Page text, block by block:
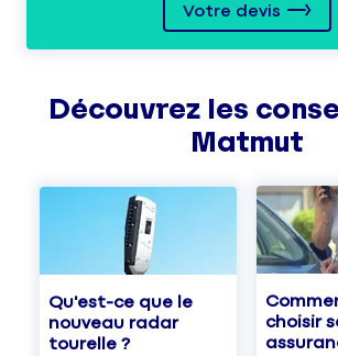
Votre devis
Découvrez les
Matmut
Qu'est-ce que le
nouveau radar
tourelle ?
choisir